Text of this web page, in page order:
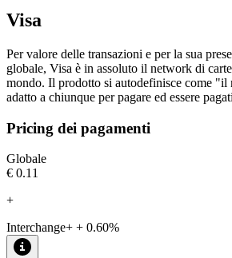
Visa
Per valore delle transazioni e per la sua
globale, Visa è in assoluto il network di
mondo. Il prodotto si autodefinisce come "il
Pricing dei pagamenti
Globale
€0.11
+
Interchange+ + 0.60%